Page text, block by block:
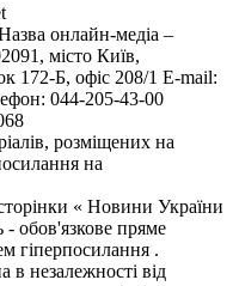
онлайн-медіа –
місто Київ,
Б, офіс 208/1 E-mail:
044-205-43-00
розміщених на
на
« Новини України
- обов'язкове пряме
гіперпосилання .
в незалежності від